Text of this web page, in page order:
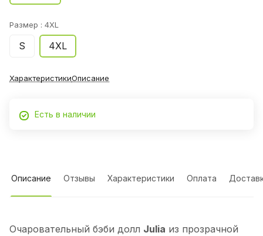
Размер : 4XL
S 4XL
ХарактеристикиОписание
Есть в наличии
Описание Отзывы Характеристики Оплата
Очаровательный бэби долл Julia из прозрачной